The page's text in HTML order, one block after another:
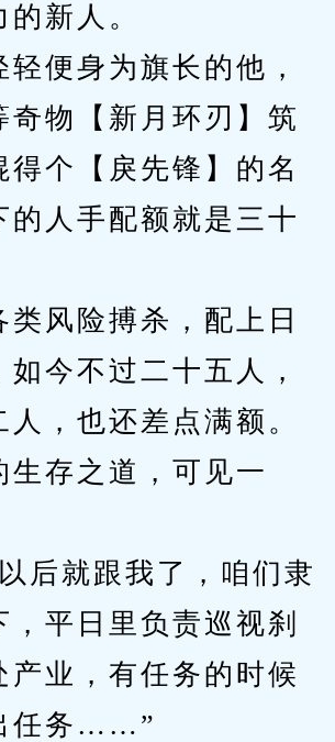
新人。
身为旗长的他，
奇物【新月环刃】筑
得个【戾先锋】的名
的人手配额就是三十
风险搏杀，配上日
今不过二十五人，
，也还差点满额。
存之道，可见一
就跟我了，咱们隶
，平日里负责巡视刹
产业，有任务的时候
任务……”